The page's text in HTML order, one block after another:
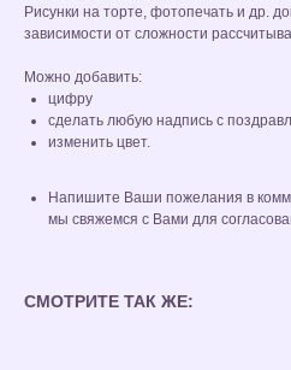
Рисунки на торте, фотопечать и др.
зависимости от сложности
Можно добавить:
цифру
сделать любую надпись с
изменить цвет.
Напишите Ваши пожелания в
мы свяжемся с Вами для
СМОТРИТЕ ТАК ЖЕ: